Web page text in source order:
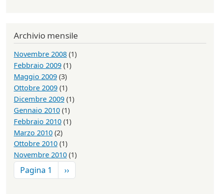
Archivio mensile
Novembre 2008 (1)
Febbraio 2009 (1)
Maggio 2009 (3)
Ottobre 2009 (1)
Dicembre 2009 (1)
Gennaio 2010 (1)
Febbraio 2010 (1)
Marzo 2010 (2)
Ottobre 2010 (1)
Novembre 2010 (1)
Paginazione
Pagina 1 Pagina successiva
››